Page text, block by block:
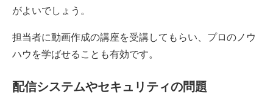
がよいでしょう。
担当者に動画作成の講座を受講してもらい、プロのノウ
ハウを学ばせることも有効です。
配信システムやセキュリティの問題